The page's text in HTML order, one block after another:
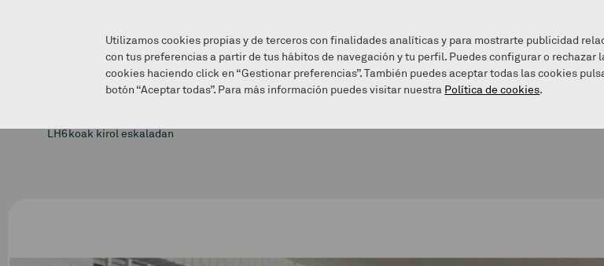
EZAGUTU GAITZAZU INFOGUNEA
LH6koak kirol eskaladan
Utilizamos cookies propias y de terceros con finalidades analíticas y para mostrarte publicidad
con tus preferencias a partir de tus hábitos de navegación y tu perfil. Puedes configurar o rechazar
cookies haciendo click en “Gestionar preferencias”. También puedes aceptar todas las cookies
botón “Aceptar todas”. Para más información puedes visitar nuestra Política de cookies.